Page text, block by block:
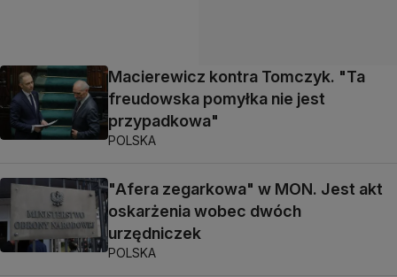
Macierewicz kontra Tomczyk. "Ta
freudowska pomyłka nie jest
przypadkowa"
POLSKA
"Afera zegarkowa" w MON. Jest akt
oskarżenia wobec dwóch
urzędniczek
POLSKA